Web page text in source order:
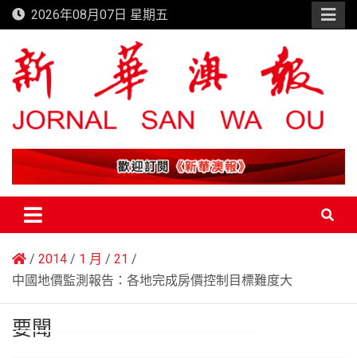
Skip
to
content
2026年08月07日 星期五
新華澳報
2014 1 月
21
中國地價監測報告：各地完成房價控制目標難度大
要聞